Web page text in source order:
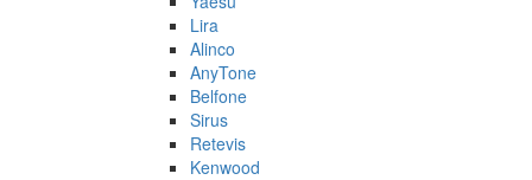
Lira
Alinco
AnyTone
Belfone
Sirus
Retevis
Kenwood